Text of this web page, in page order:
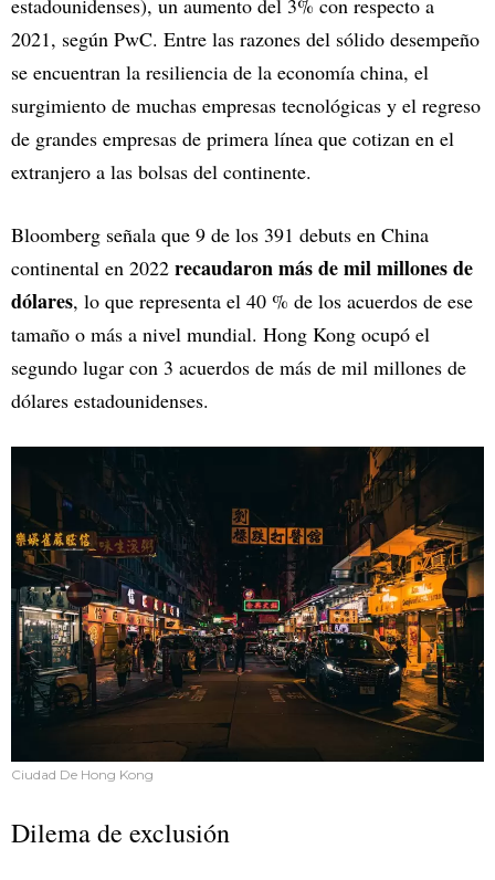
2021, según PwC. Entre las razones del sólido desempeño
se encuentran la resiliencia de la economía china, el
surgimiento de muchas empresas tecnológicas y el regreso
de grandes empresas de primera línea que cotizan en el
extranjero a las bolsas del continente.
Bloomberg señala que 9 de los 391 debuts en China
continental en 2022 recaudaron más de mil millones de
dólares, lo que representa el 40 % de los acuerdos de ese
tamaño o más a nivel mundial. Hong Kong ocupó el
segundo lugar con 3 acuerdos de más de mil millones de
dólares estadounidenses.
Ciudad De Hong Kong
Dilema de exclusión